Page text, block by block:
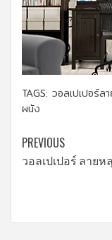
TAGS: วอลเปเปอร์ล
ผนัง
Continue
Reading
PREVIOUS
วอลเปเปอร์ ลายห